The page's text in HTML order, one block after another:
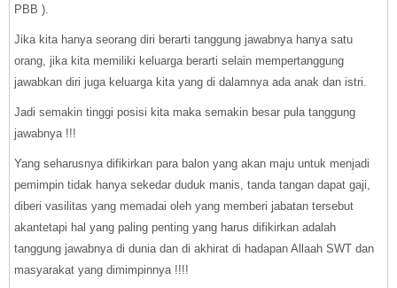
PBB ).
Jika kita hanya seorang diri berarti tanggung jawabnya hanya satu
orang, jika kita memiliki keluarga berarti selain mempertanggung
jawabkan diri juga keluarga kita yang di dalamnya ada anak dan istri.
Jadi semakin tinggi posisi kita maka semakin besar pula tanggung
jawabnya !!!
Yang seharusnya difikirkan para balon yang akan maju untuk menjadi
pemimpin tidak hanya sekedar duduk manis, tanda tangan dapat gaji,
diberi vasilitas yang memadai oleh yang memberi jabatan tersebut
akantetapi hal yang paling penting yang harus difikirkan adalah
tanggung jawabnya di dunia dan di akhirat di hadapan Allaah SWT dan
masyarakat yang dimimpinnya !!!!